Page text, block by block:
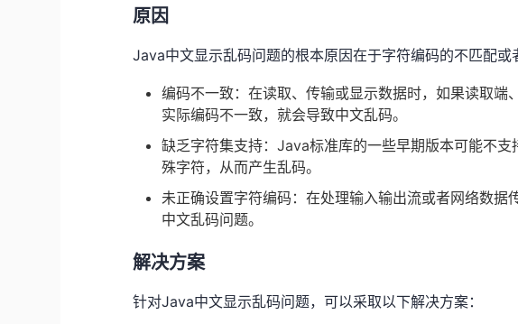
原因
Java中文显示乱码问题的根本原因在于字符编码的不匹配或
编码不一致：在读取、传输或显示数据时，如果读取端
实际编码不一致，就会导致中文乱码。
缺乏字符集支持：Java标准库的一些早期版本可能不
殊字符，从而产生乱码。
未正确设置字符编码：在处理输入输出流或者网络数据
中文乱码问题。
解决方案
针对Java中文显示乱码问题，可以采取以下解决方案：